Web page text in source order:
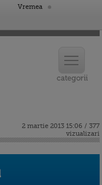
Vremea
2 martie 2013 15:06 / 377
vizualizari